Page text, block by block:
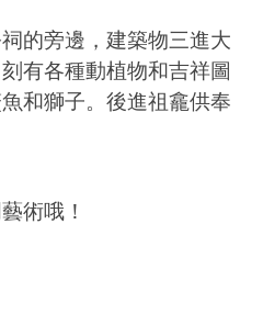
的旁邊，建築物三進大
有各種動植物和吉祥圖
和獅子。後進祖龕供奉
術哦！